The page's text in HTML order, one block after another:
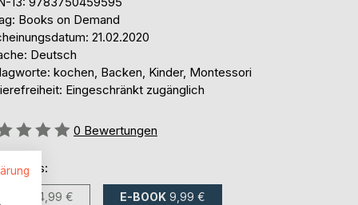
Books on Demand
21.02.2020
Deutsch
kochen, Backen, Kinder, Montessori
Eingeschränkt zugänglich
0 Bewertungen
als:
24,99 € E-BOOK 9,99 €